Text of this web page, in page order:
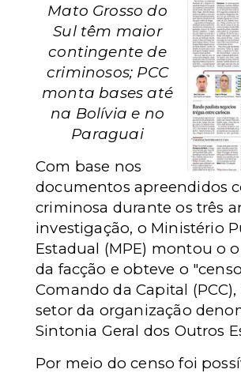
Mato Grosso do
Sul têm maior
contingente de
criminosos; PCC
monta bases até
na Bolívia e no
Paraguai
Com base nos
documentos apreendidos
criminosa durante os três
investigação, o Ministério
Estadual (MPE) montou o
da facção e obteve o
Comando da Capital
setor da organização
Sintonia Geral dos Outros
Por meio do censo foi